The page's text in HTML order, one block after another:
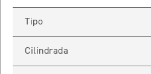
Precio desde $11.690.000
NEWTRIDENT 800
Tipo
Cilindrada